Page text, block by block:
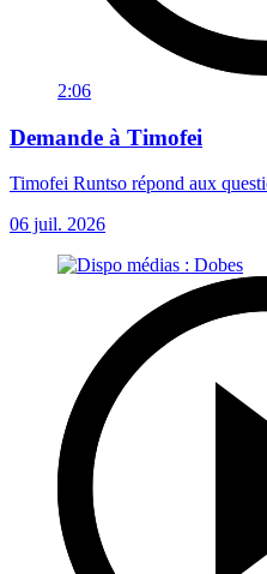
2:06
Demande à Timofei
Timofei Runtso répond aux
06 juil. 2026